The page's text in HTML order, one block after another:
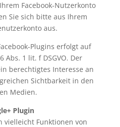
Facebook-Nutzerkonto
Sie sich bitte aus Ihrem
aus.
Plugins erfolgt auf
Abs. 1 lit. f DSGVO. Der
berechtigtes Interesse an
Sichtbarkeit in den
Medien.
Plugin
vielleicht Funktionen von